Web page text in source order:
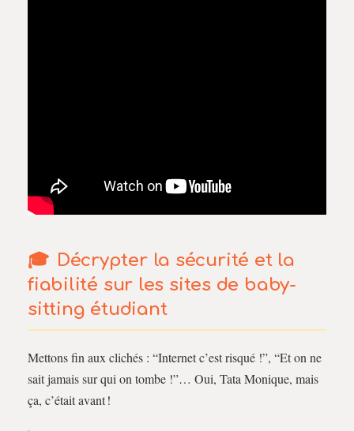
Décrypter la sécurité et la
fiabilité sur les sites de baby-
sitting étudiant
Mettons fin aux clichés : “Internet c’est risqué !”, “Et on ne
sait jamais sur qui on tombe !”… Oui, Tata Monique, mais
ça, c’était avant !